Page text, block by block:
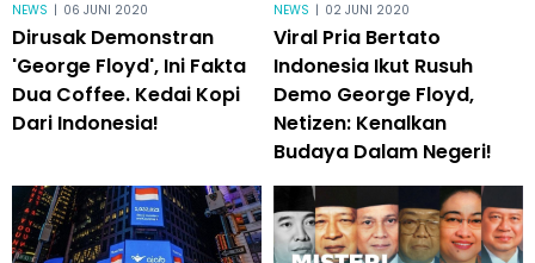
NEWS | 06 JUNI 2020
Dirusak Demonstran
'George Floyd', Ini Fakta
Dua Coffee. Kedai Kopi
Dari Indonesia!
NEWS | 02 JUNI 2020
Viral Pria Bertato
Indonesia Ikut Rusuh
Demo George Floyd,
Netizen: Kenalkan
Budaya Dalam Negeri!